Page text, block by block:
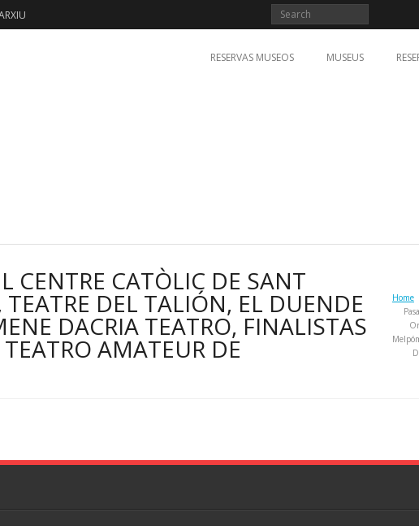
RESERVAS MUSEOS MUSEUS
CENTRE CATÒLIC DE SANT
DEL TALIÓN, EL DUENDE
DACRIA TEATRO, FINALISTAS
AMATEUR DE
Home